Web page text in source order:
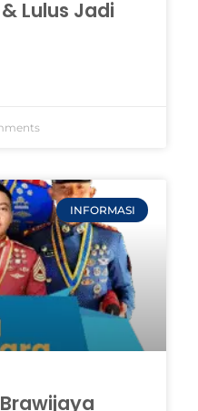
Lulus Jadi
INFORMASI